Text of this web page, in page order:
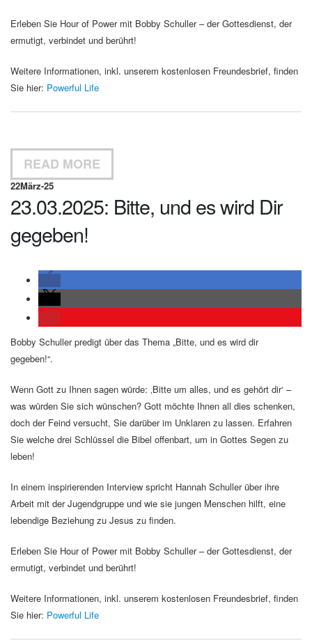
Erleben Sie Hour of Power mit Bobby Schuller – der Gottesdienst, der
ermutigt, verbindet und berührt!
Weitere Informationen, inkl. unserem kostenlosen Freundesbrief, finden
Sie hier: Powerful Life
READ MORE
22März-25
23.03.2025: Bitte, und es wird Dir
gegeben!
Bobby Schuller predigt über das Thema „Bitte, und es wird dir
gegeben!“.
Wenn Gott zu Ihnen sagen würde: ‚Bitte um alles, und es gehört dir‘ –
was würden Sie sich wünschen? Gott möchte Ihnen all dies schenken,
doch der Feind versucht, Sie darüber im Unklaren zu lassen. Erfahren
Sie welche drei Schlüssel die Bibel offenbart, um in Gottes Segen zu
leben!
In einem inspirierenden Interview spricht Hannah Schuller über ihre
Arbeit mit der Jugendgruppe und wie sie jungen Menschen hilft, eine
lebendige Beziehung zu Jesus zu finden.
Erleben Sie Hour of Power mit Bobby Schuller – der Gottesdienst, der
ermutigt, verbindet und berührt!
Weitere Informationen, inkl. unserem kostenlosen Freundesbrief, finden
Sie hier: Powerful Life